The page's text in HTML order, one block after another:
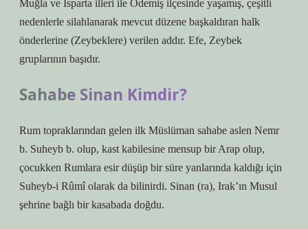
Muğla ve Isparta illeri ile Ödemiş ilçesinde yaşamış, çeşitli
nedenlerle silahlanarak mevcut düzene başkaldıran halk
önderlerine (Zeybeklere) verilen addır. Efe, Zeybek
gruplarının başıdır.
Sahabe Sinan Kimdir?
Rum topraklarından gelen ilk Müslüman sahabe aslen Nemr
b. Suheyb b. olup, kast kabilesine mensup bir Arap olup,
çocukken Rumlara esir düşüp bir süre yanlarında kaldığı için
Suheyb-i Rûmî olarak da bilinirdi. Sinan (ra), Irak’ın Musul
şehrine bağlı bir kasabada doğdu.